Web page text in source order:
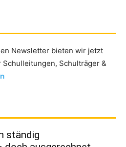
Newsletter bieten wir jetzt
Schulträger &
ständig